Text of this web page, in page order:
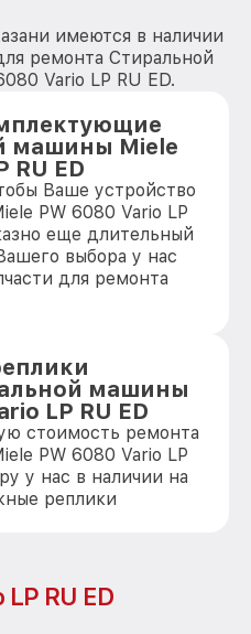
имеются в наличии
ремонта Стиральной
Vario LP RU ED.
машины Miele
RU ED
Ваше устройство
PW 6080 Vario LP
еще длительный
выбора у нас
для ремонта
машины
LP RU ED
стоимость ремонта
PW 6080 Vario LP
у нас в наличии на
реплики
RU ED